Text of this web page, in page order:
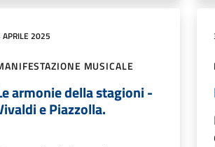
APRILE 2025
MUSICALE
armonie della stagioni -
e Piazzolla.